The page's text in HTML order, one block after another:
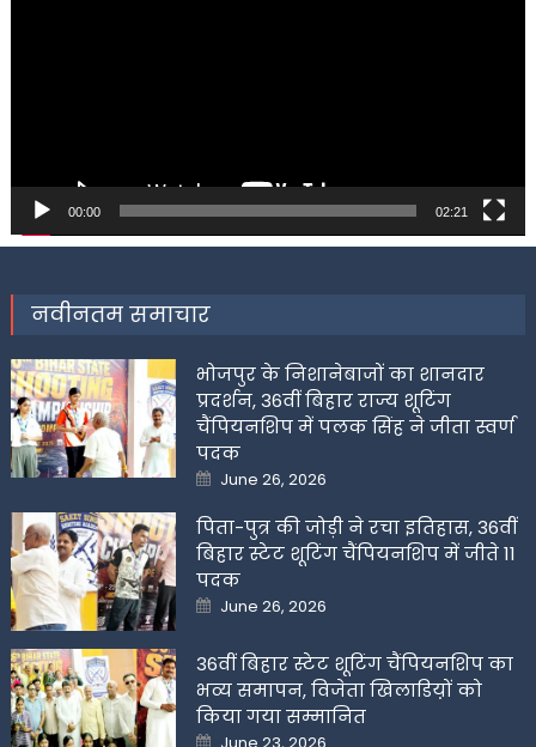
00:00 02:21
नवीनतम समाचार
भोजपुर के निशानेबाजों का शानदार
प्रदर्शन, 36वीं बिहार राज्य शूटिंग
चैंपियनशिप में पलक सिंह ने जीता स्वर्ण
पदक
Posted
on
June 26, 2026
पिता-पुत्र की जोड़ी ने रचा इतिहास, 36वीं
बिहार स्टेट शूटिंग चैंपियनशिप में जीते 11
पदक
Posted
on
June 26, 2026
36वीं बिहार स्टेट शूटिंग चैंपियनशिप का
भव्य समापन, विजेता खिलाडिय़ों को
किया गया सम्मानित
Posted